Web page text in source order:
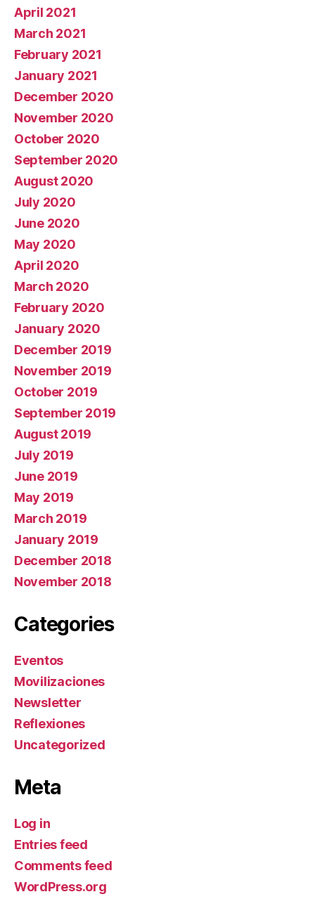
April 2021
March 2021
February 2021
January 2021
December 2020
November 2020
October 2020
September 2020
August 2020
July 2020
June 2020
May 2020
April 2020
March 2020
February 2020
January 2020
December 2019
November 2019
October 2019
September 2019
August 2019
July 2019
June 2019
May 2019
March 2019
January 2019
December 2018
November 2018
Categories
Eventos
Movilizaciones
Newsletter
Reflexiones
Uncategorized
Meta
Log in
Entries feed
Comments feed
WordPress.org